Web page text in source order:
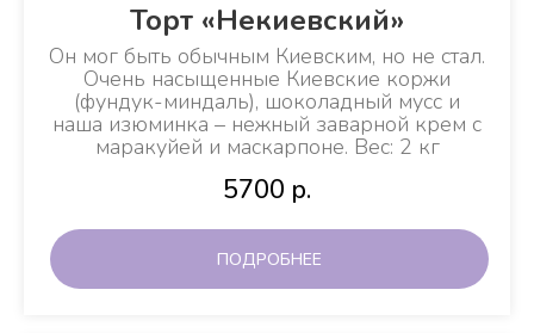
Торт «Некиевский»
Он мог быть обычным Киевским, но не стал.
Очень насыщенные Киевские коржи
(фундук-миндаль), шоколадный мусс и
наша изюминка – нежный заварной крем с
маракуйей и маскарпоне. Вес: 2 кг
5700 р.
ПОДРОБНЕЕ